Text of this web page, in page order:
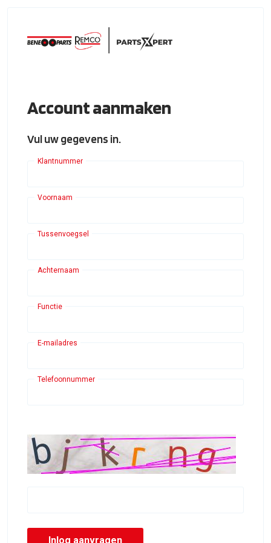
Account aanmaken
Vul uw gegevens in.
Klantnummer
Voornaam
Tussenvoegsel
Achternaam
Functie
E-mailadres
Telefoonnummer
Inlog aanvragen